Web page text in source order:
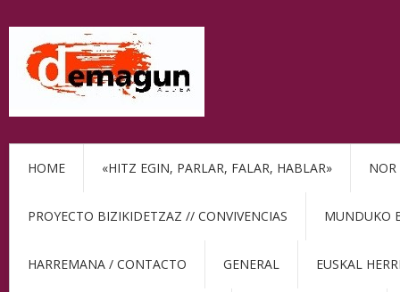
HOME «HITZ EGIN, PARLAR, FALAR, HABLAR» NOR
PROYECTO BIZIKIDETZAZ // CONVIVENCIAS MUNDUKO
HARREMANA / CONTACTO GENERAL EUSKAL